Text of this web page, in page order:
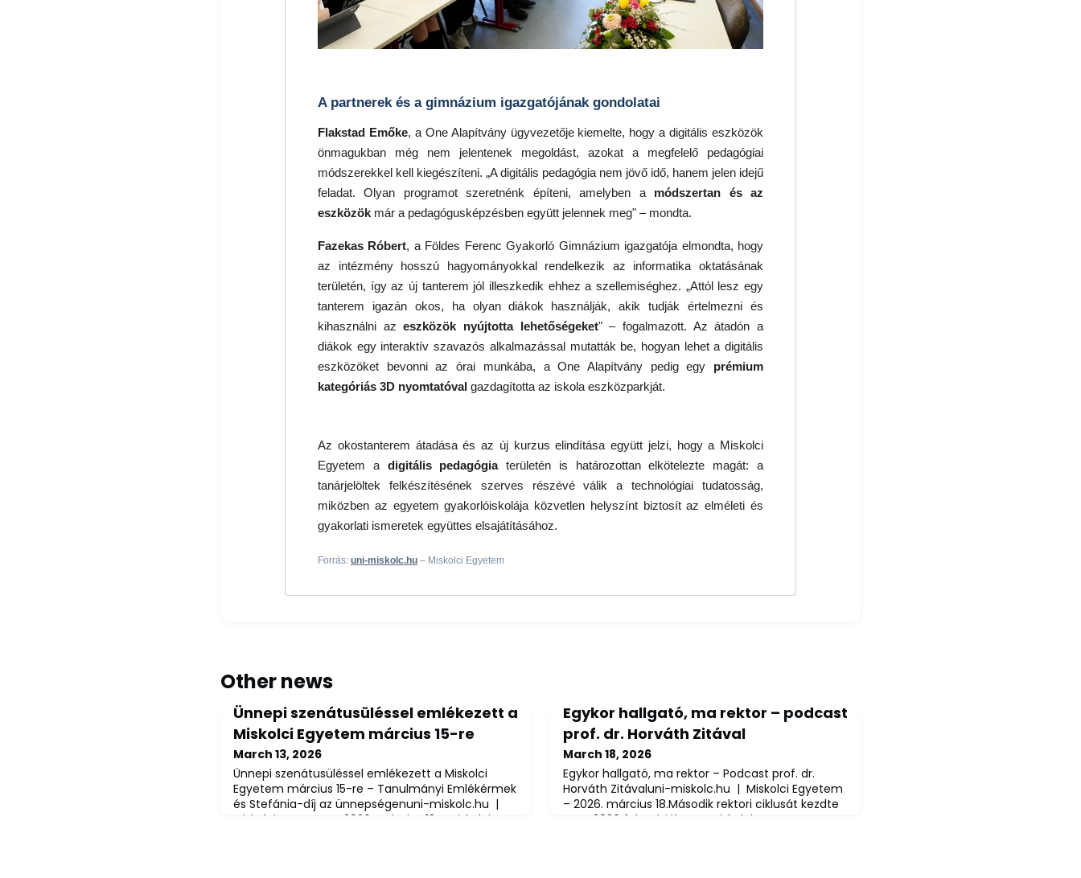
A partnerek és a gimnázium igazgatójának gondolatai
Flakstad Emőke, a One Alapítvány ügyvezetője kiemelte, hogy a digitális eszközök
önmagukban még nem jelentenek megoldást, azokat a megfelelő pedagógiai
módszerekkel kell kiegészíteni. „A digitális pedagógia nem jövő idő, hanem jelen idejű
feladat. Olyan programot szeretnénk építeni, amelyben a módszertan és az
eszközök már a pedagógusképzésben együtt jelennek meg" – mondta.
Fazekas Róbert, a Földes Ferenc Gyakorló Gimnázium igazgatója elmondta, hogy
az intézmény hosszú hagyományokkal rendelkezik az informatika oktatásának
területén, így az új tanterem jól illeszkedik ehhez a szellemiséghez. „Attól lesz egy
tanterem igazán okos, ha olyan diákok használják, akik tudják értelmezni és
kihasználni azeszközök nyújtotta lehetőségeket" – fogalmazott. Az átadón a
diákok egy interaktív szavazós alkalmazással mutatták be, hogyan lehet a digitális
eszközöket bevonni az órai munkába, a One Alapítvány pedig egy prémium
kategóriás 3D nyomtatóval gazdagította az iskola eszközparkját.
Az okostanterem átadása és az új kurzus elindítása együtt jelzi, hogy a Miskolci
Egyetem a digitális pedagógiaterületén is határozottan elkötelezte magát: a
tanárjelöltek felkészítésének szerves részévé válik a technológiai tudatosság,
miközben az egyetem gyakorlóiskolája közvetlen helyszínt biztosít az elméleti és
gyakorlati ismeretek együttes elsajátításához.
Forrás: uni-miskolc.hu – Miskolci Egyetem
Other news
Ünnepi szenátusüléssel emlékezett a
Miskolci Egyetem március 15-re
March 13, 2026
Ünnepi szenátusüléssel emlékezett a Miskolci
Egyetem március 15-re – Tanulmányi Emlékérmek
és Stefánia-díj az ünnepségenuni-miskolc.hu |
Miskolci Egyetem – 2026. március 13.A Miskolci
Egykor hallgató, ma rektor – podcast
prof. dr. Horváth Zitával
March 18, 2026
Egykor hallgató, ma rektor – Podcast prof. dr.
Horváth Zitávaluni-miskolc.hu | Miskolci Egyetem
– 2026. március 18.Második rektori ciklusát kezdte
meg 2026 februárjában a Miskolci Egyetemen